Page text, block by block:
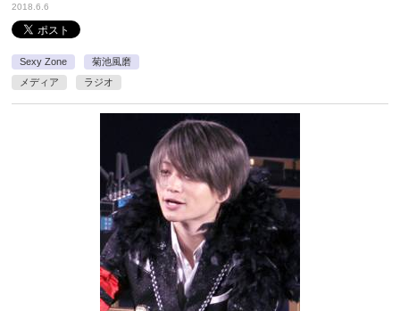
2018.6.6
Sexy Zone
菊池風磨
メディア
ラジオ